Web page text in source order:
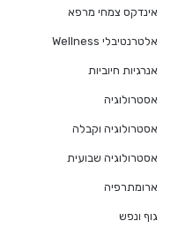
אינדקס צמחי מרפא
אלטרנטיבלי Wellness
אנרגיות חיוביות
אסטרולוגיה
אסטרולוגיה וקבלה
אסטרולוגיה שבועית
ארומתרפיה
גוף ונפש